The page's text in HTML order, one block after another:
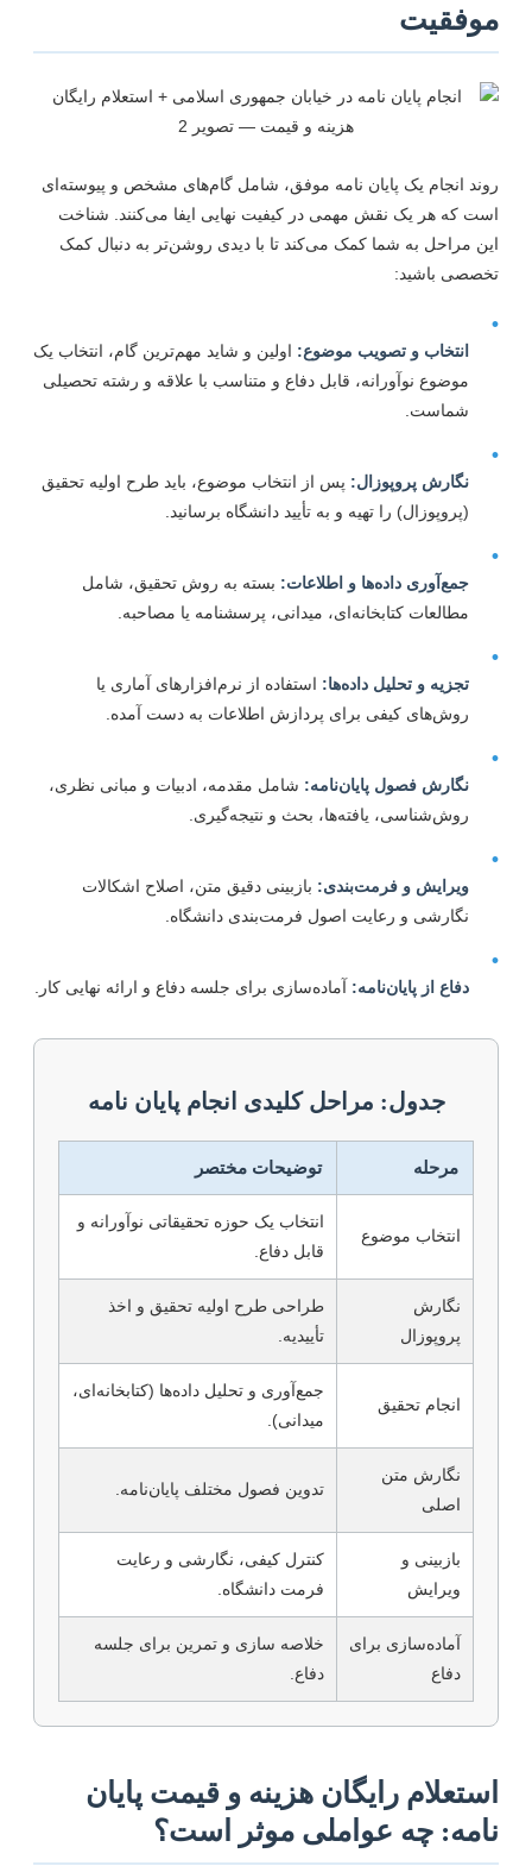
انجام یک پایان نامه موفق، شامل گام‌های مشخص و پیوسته‌ای
که هر یک نقش مهمی در کیفیت نهایی ایفا می‌کنند. شناخت
مراحل به شما کمک می‌کند تا با دیدی روشن‌تر به دنبال کمک
باشید:
انتخاب و تصویب موضوع:اولین و شاید مهم‌ترین گام، انتخاب یک
موضوع نوآورانه، قابل دفاع و متناسب با علاقه و رشته تحصیلی
شماست.
نگارش پروپوزال:پس از انتخاب موضوع، باید طرح اولیه تحقیق
(پروپوزال) را تهیه و به تأیید دانشگاه برسانید.
جمع‌آوری داده‌ها و اطلاعات:بسته به روش تحقیق، شامل
مطالعات کتابخانه‌ای، میدانی، پرسشنامه یا مصاحبه.
تجزیه و تحلیل داده‌ها: استفاده از نرم‌افزارهای آماری یا
روش‌های کیفی برای پردازش اطلاعات به دست آمده.
نگارش فصول پایان‌نامه:شامل مقدمه، ادبیات و مبانی نظری،
روش‌شناسی، یافته‌ها، بحث و نتیجه‌گیری.
ویرایش و فرمت‌بندی:بازبینی دقیق متن، اصلاح اشکالات
نگارشی و رعایت اصول فرمت‌بندی دانشگاه.
دفاع از پایان‌نامه:آماده‌سازی برای جلسه دفاع و ارائه نهایی کار.
جدول: مراحل کلیدی انجام پایان نامه
مرحله توضیحات مختصر
انتخاب موضوع
انتخاب یک حوزه تحقیقاتی نوآورانه و
قابل دفاع.
نگارش
پروپوزال
طراحی طرح اولیه تحقیق و اخذ
تأییدیه.
انجام تحقیق
جمع‌آوری و تحلیل داده‌ها (کتابخانه‌ای،
میدانی).
نگارش متن
تدوین فصول مختلف پایان‌نامه.
بازبینی و
ویرایش
کنترل کیفی، نگارشی و رعایت
فرمت دانشگاه.
آماده‌سازی برای
خلاصه سازی و تمرین برای جلسه
رایگان هزینه و قیمت پایان
چه عواملی موثر است؟